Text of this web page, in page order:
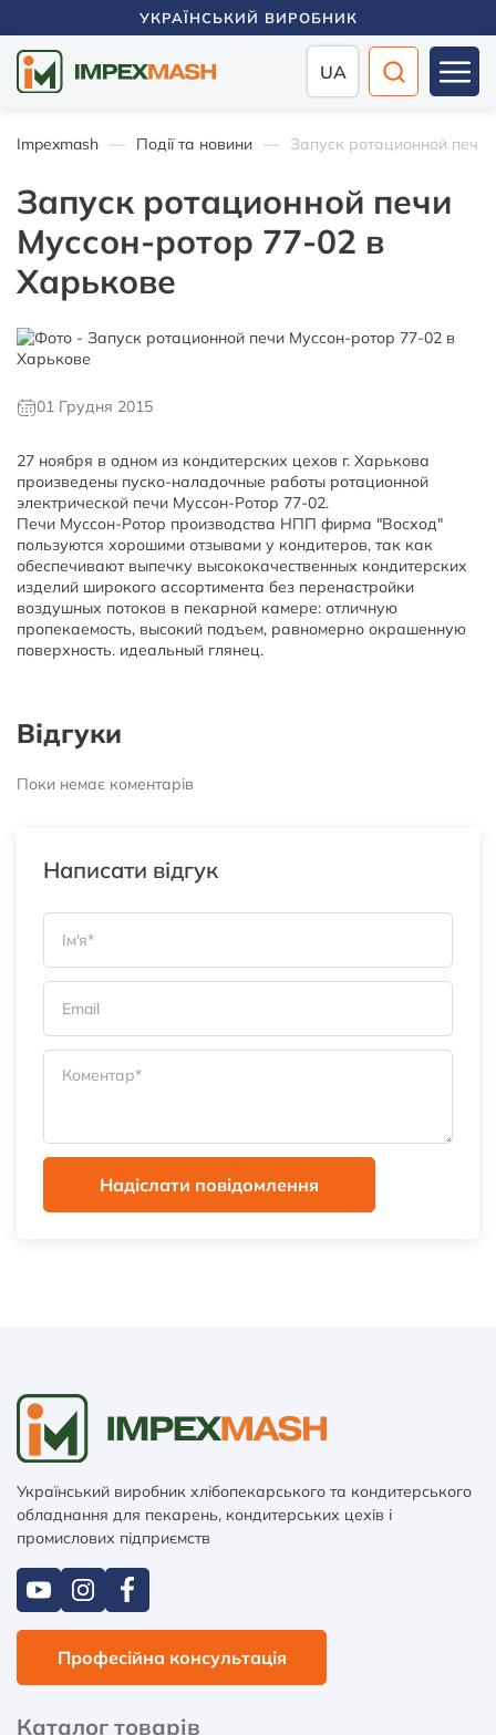
УКРАЇНСЬКИЙ ВИРОБНИК
UA
Impexmash Події та новини Запуск ротационной
Запуск ротационной печи
Муссон-ротор 77-02 в
Харькове
01 Грудня 2015
27 ноября в одном из кондитерских цехов г. Харькова
произведены пуско-наладочные работы ротационной
электрической печи Муссон-Ротор 77-02.
Печи Муссон-Ротор производства НПП фирма "Восход"
пользуются хорошими отзывами у кондитеров, так как
обеспечивают выпечку высококачественных кондитерских
изделий широкого ассортимента без перенастройки
воздушных потоков в пекарной камере: отличную
пропекаемость, высокий подъем, равномерно окрашенную
поверхность. идеальный глянец.
Відгуки
Поки немає коментарів
Написати відгук
Надіслати повідомлення
Український виробник хлібопекарського та кондитерського
обладнання для пекарень, кондитерських цехів і
промислових підприємств
Професійна консультація
Каталог товарів